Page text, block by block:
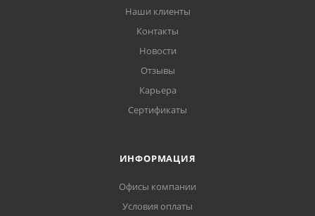
Наши клиенты
Контакты
Новости
Отзывы
Карьера
Сертификаты
ИНФОРМАЦИЯ
Офисы компании
Условия оплаты